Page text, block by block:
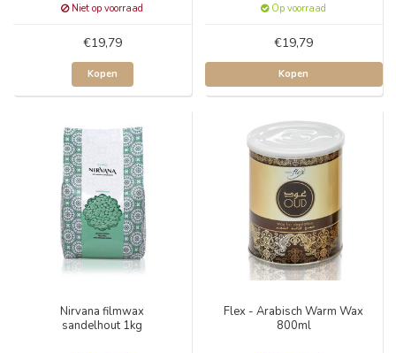
Niet op voorraad
€19,79
Kopen
Op voorraad
€19,79
Kopen
Nirvana filmwax
sandelhout 1kg
Flex - Arabisch Warm Wax
800ml